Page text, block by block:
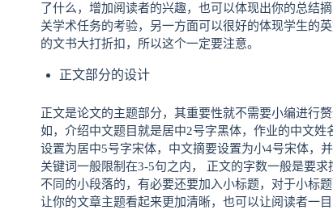
了什么，增加阅读者的兴趣，也可以体现出你的总结
关学术任务的考验，另一方面可以很好的体现学生的
的文书大打折扣，所以这个一定要注意。
正文部分的设计
正文是论文的主题部分，其重要性就不需要小编进行
如，介绍中文题目就是居中2号字黑体，作业的中文
设置为居中5号字宋体，中文摘要设置为小4号宋体，
关键词一般限制在3-5句之内， 正文的字数一般是要
不同的小段落的，有必要还要加入小标题，对于小标
让你的文章主题看起来更加清晰，也可以让阅读者一